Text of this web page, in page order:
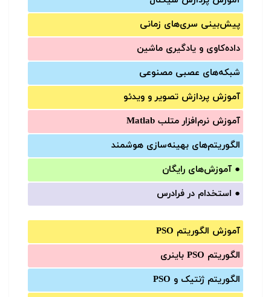
پیش‌‌بینی سری‌‌های زمانی
داده‌کاوی و یادگیری ماشین
شبکه‌های عصبی مصنوعی
آموزش‌ پردازش تصویر و ویدئو
آموزش‌ نرم‌افزار متلب Matlab
الگوریتم‌های بهینه‌سازی هوشمند
● آموزش‌های رایگان
● استخدام در فرادرس
آموزش الگوریتم PSO
الگوریتم PSO باینری
الگوریتم ژنتیک و PSO